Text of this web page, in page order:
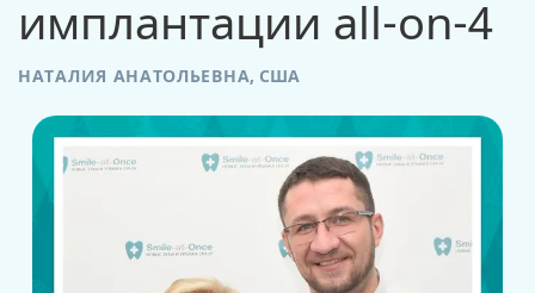
имплантации all-on-4
НАТАЛИЯ АНАТОЛЬЕВНА, США